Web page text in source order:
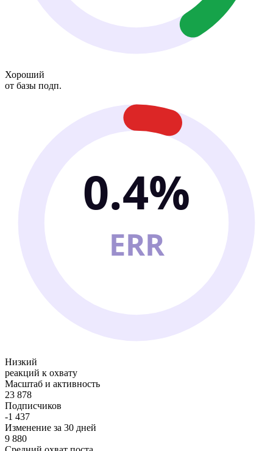
Хороший
от базы подп.
0.4%
ERR
Низкий
реакций к охвату
Масштаб и активность
23 878
Подписчиков
-1 437
Изменение за 30 дней
9 880